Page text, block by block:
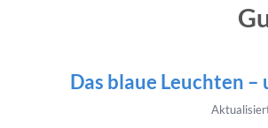
Das blaue Leuchten